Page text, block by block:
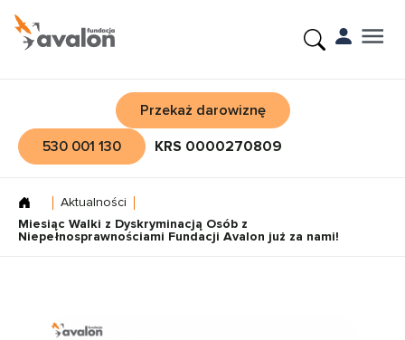
Przekaż darowiznę
530 001 130
KRS 0000270809
Aktualności
Miesiąc Walki z Dyskryminacją Osób z
Niepełnosprawnościami Fundacji Avalon już za nami!